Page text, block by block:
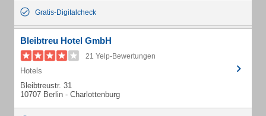
Gratis-Digitalcheck
Bleibtreu Hotel GmbH
21 Yelp-Bewertungen
Hotels
Bleibtreustr. 31
10707 Berlin - Charlottenburg